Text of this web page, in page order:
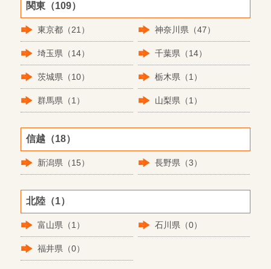
関東（109）
東京都（21） 神奈川県（47）
埼玉県（14） 千葉県（14）
茨城県（10） 栃木県（1）
群馬県（1） 山梨県（1）
信越（18）
新潟県（15） 長野県（3）
北陸（1）
富山県（1） 石川県（0）
福井県（0）